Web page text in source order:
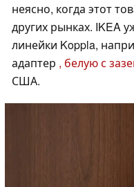
неясно, когда этот
других рынках. IKEA
линейки Koppla,
адаптер , белую с
США.